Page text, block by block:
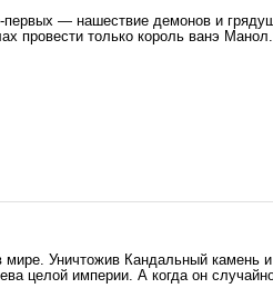
первых — нашествие демонов и
провести только король ванэ
Уничтожив Кандальный камень
целой империи. А когда он